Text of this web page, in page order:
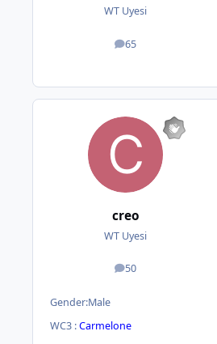
WT Uyesi
65
posts
creo
WT Uyesi
50
posts
Gender:Male
WC3 :Carmelone